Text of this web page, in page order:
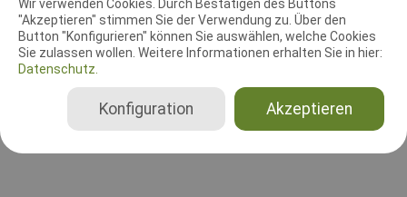
Wir verwenden Cookies. Durch Bestätigen des Buttons
"Akzeptieren" stimmen Sie der Verwendung zu. Über den
Button "Konfigurieren" können Sie auswählen, welche Cookies
Sie zulassen wollen. Weitere Informationen erhalten Sie in hier:
Datenschutz.
Akzeptieren
Konfiguration
Leistungsrichter
Kurt Lang